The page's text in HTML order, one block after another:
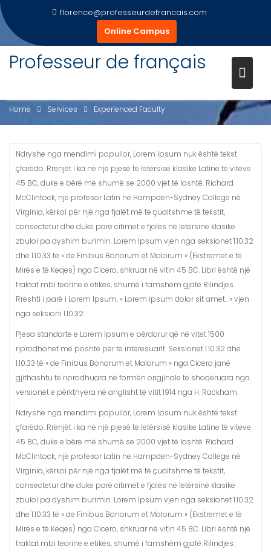
Skip
to
content
florence@professeurdefrancais.com
Online Campus
Professeur de français
Home Services Experienced Faculty
Ndryshe nga mendimi popullor, Lorem Ipsum nuk është tekst
çfarëdo. Rrënjët i ka në një pjesë të letërsisë klasike Latine të viteve
45 BC, duke e bërë më shumë se 2000 vjet të lashtë. Richard
McClintock, një profesor Latin ne Hampden-Sydney College në
Virginia, kërkoi për një nga fjalët më të çuditshme të tekstit,
consectetur dhe duke parë citimet e fjalës në letërsinë klasike
zbuloi pa dyshim burimin. Lorem Ipsum vjen nga seksionet 1.10.32
dhe 1.10.33 të « de Finibus Bonorum et Malorum » (Ekstremet e të
Mirës e të Keqes) nga Cicero, shkruar në vitin 45 BC. Libri është një
traktat mbi teorine e etikës, shumë i famshëm gjatë Rilindjes.
Rreshti i parë i Lorem Ipsum, « Lorem ipsum dolor sit amet.. » vjen
nga seksioni 1.10.32.
Pjesa standarte e Lorem Ipsum e përdorur që në vitet 1500
riprodhohet më poshtë për të interesuarit. Seksionet 1.10.32 dhe
1.10.33 të « de Finibus Bonorum et Malorum » nga Cicero janë
gjithashtu të riprodhuara në formën origjinale të shoqëruara nga
versionet e përkthyera në anglisht të vitit 1914 nga H. Rackham.
Ndryshe nga mendimi popullor, Lorem Ipsum nuk është tekst
çfarëdo. Rrënjët i ka në një pjesë të letërsisë klasike Latine të viteve
45 BC, duke e bërë më shumë se 2000 vjet të lashtë. Richard
McClintock, një profesor Latin ne Hampden-Sydney College në
Virginia, kërkoi për një nga fjalët më të çuditshme të tekstit,
consectetur dhe duke parë citimet e fjalës në letërsinë klasike
zbuloi pa dyshim burimin. Lorem Ipsum vjen nga seksionet 1.10.32
dhe 1.10.33 të « de Finibus Bonorum et Malorum » (Ekstremet e të
Mirës e të Keqes) nga Cicero, shkruar në vitin 45 BC. Libri është një
traktat mbi teorine e etikës, shumë i famshëm gjatë Rilindjes.